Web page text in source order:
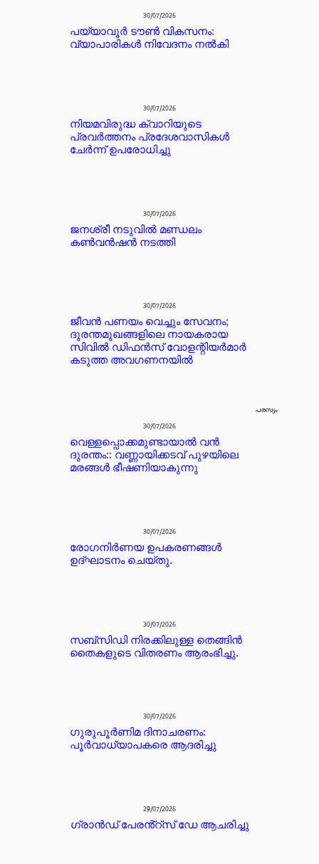
30/07/2026
പയ്യാവൂർ ടൗൺ വികസനം:
വ്യാപാരികൾ നിവേദനം നൽകി
30/07/2026
നിയമവിരുദ്ധ ക്വാറിയുടെ
പ്രവർത്തനം പ്രദേശവാസികൾ
ചേർന്ന് ഉപരോധിച്ചു
30/07/2026
ജനശ്രീ നടുവിൽ മണ്ഡലം
കൺവൻഷൻ നടത്തി
30/07/2026
ജീവൻ പണയം വെച്ചും സേവനം;
ദുരന്തമുഖങ്ങളിലെ നായകരായ
സിവിൽ ഡിഫൻസ് വോളന്റിയർമാർ
കടുത്ത അവഗണനയിൽ
പരസ്യം
30/07/2026
വെള്ളപ്പൊക്കമുണ്ടായാൽ വൻ
ദുരന്തം:: വണ്ണായിക്കടവ് പുഴയിലെ
മരങ്ങൾ ഭീഷണിയാകുന്നു
30/07/2026
രോഗനിർണയ ഉപകരണങ്ങൾ
ഉദ്ഘാടനം ചെയ്തു.
30/07/2026
സബ്സിഡി നിരക്കിലുള്ള തെങ്ങിൻ
തൈകളുടെ വിതരണം ആരംഭിച്ചു.
30/07/2026
ഗുരുപൂർണിമ ദിനാചരണം:
പൂർവാധ്യാപകരെ ആദരിച്ചു
29/07/2026
ഗ്രാൻഡ് പേരൻ്റ്സ് ഡേ ആചരിച്ചു